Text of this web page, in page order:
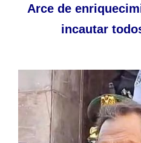
Arce de
incautar